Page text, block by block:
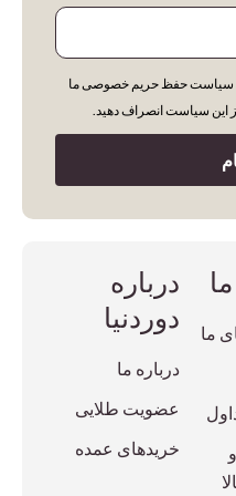
با سیاست حفظ حریم خصوصی ما
این سیاست انصراف دهید.
ما
درباره
دوردنیا
درباره ما
عضویت طلایی
خریدهای عمده